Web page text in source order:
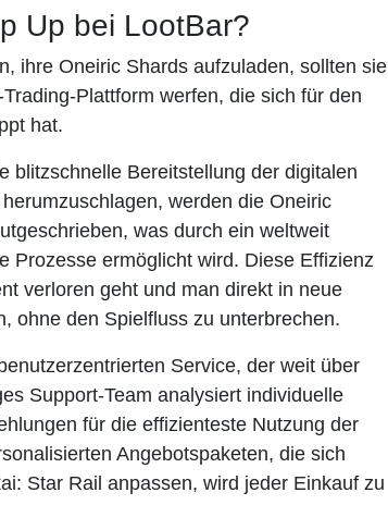
Up bei LootBar?
ihre Oneiric Shards aufzuladen, sollten sie
Trading-Plattform werfen, die sich für den
hat.
blitzschnelle Bereitstellung der digitalen
werden die Oneiric
was durch ein weltweit
Prozesse ermöglicht wird. Diese Effizienz
verloren geht und man direkt in neue
ohne den Spielfluss zu unterbrechen.
Service, der weit über
Support-Team analysiert individuelle
für die effizienteste Nutzung der
Angebotspaketen, die sich
Star Rail anpassen, wird jeder Einkauf zu